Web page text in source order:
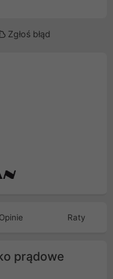
Zgłoś błąd
Opinie Raty
prądowe